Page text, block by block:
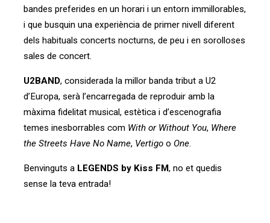
bandes preferides en un horari i un entorn immillorables,
i que busquin una experiència de primer nivell diferent
dels habituals concerts nocturns, de peu i en sorolloses
sales de concert.
U2BAND, considerada la millor banda tribut a U2
d’Europa, serà l’encarregada de reproduir amb la
màxima fidelitat musical, estètica i d’escenografia
temes inesborrables com With or Without You, Where
the Streets Have No Name, Vertigo o One.
Benvinguts a LEGENDS by Kiss FM, no et quedis
sense la teva entrada!